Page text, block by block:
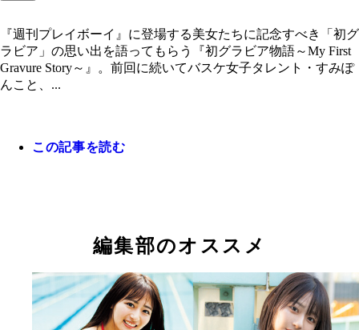
『She is…』 撮影／平山里枝 価格／1,100円（税込
ラビアから半年ぶりとなるデジタル写真集。本格
優業をスタートさせた彼女の等身大の姿を撮り下
しなやかに肌を見せ、光の中で静かに微笑む。普
画で見せている明るくキュートな姿だけじゃない
『インフルエンサーを超えて。』 撮影／桑島智輝
1,100円（税込） SNSやYouTubeはもちろん、テレ
誌でも活躍の幅を広げている急成長中の超絶美少
ぽんの、週プレでは1年ぶりとなる新作。表現力が
り、いままさに少女が羽化する瞬間を収めました
『週刊プレイボーイ』に登場する美女たちに記念すべき「初グ
ラビア」の思い出を語ってもらう『初グラビア物語～My First
Gravure Story～』。前回に続いてバスケ女子タレント・すみぽ
んこと、...
この記事を読む
編集部のオススメ